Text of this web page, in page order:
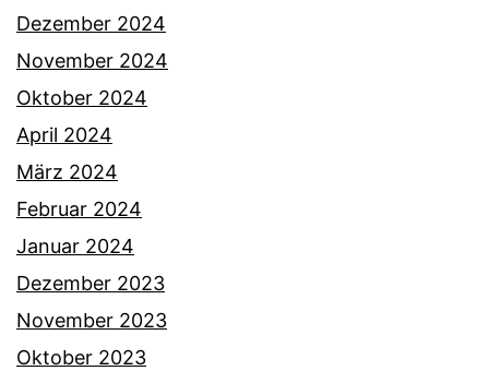
Dezember 2024
November 2024
Oktober 2024
April 2024
März 2024
Februar 2024
Januar 2024
Dezember 2023
November 2023
Oktober 2023